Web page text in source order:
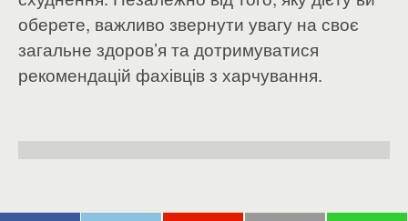
оберете, важливо звернути увагу на своє
загальне здоров’я та дотримуватися
рекомендацій фахівців з харчування.